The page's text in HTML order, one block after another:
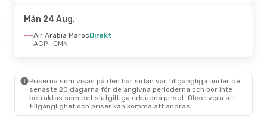
Royal Air Maroc
CMN - AGP
AGP
Air Arabia MarocDirekt
CMN- AGP
Mån 24 Aug.
Air Arabia MarocDirekt
AGP- CMN
Priserna som visas på den här sidan var tillgängliga under de
senaste 20 dagarna för de angivna perioderna och bör inte
betraktas som det slutgiltiga erbjudna priset. Observera att
tillgänglighet och priser kan komma att ändras.